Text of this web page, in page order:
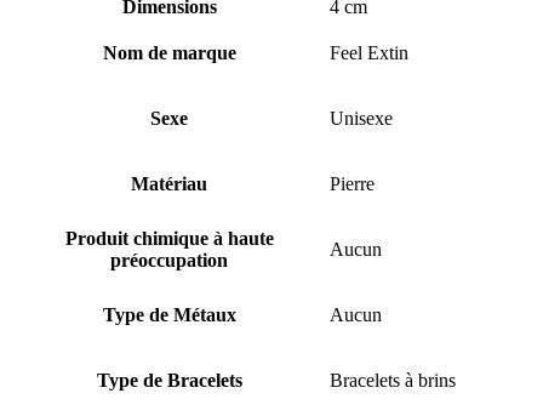
Dimensions
4 cm
Nom de marque Feel Extin
Sexe Unisexe
Matériau Pierre
Produit chimique à haute
préoccupation
Aucun
Type de Métaux Aucun
Type de Bracelets Bracelets à brins